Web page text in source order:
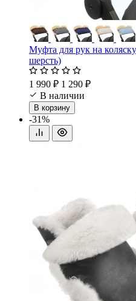
Муфта для рук на
шерсть)
1 990 ₽ 1 290 ₽
В наличии
В корзину
-31%